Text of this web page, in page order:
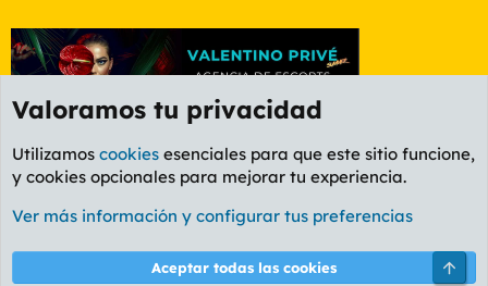
Foro General
Cookies
PL OLDSTYLE AMARILLO
Términos y reglas Política de privacidad Ayuda
Valoramos tu privacidad
Utilizamos cookies esenciales para que este sitio funcione,
y cookies opcionales para mejorar tu experiencia.
Ver más información y configurar tus preferencias
Aceptar todas las cookies